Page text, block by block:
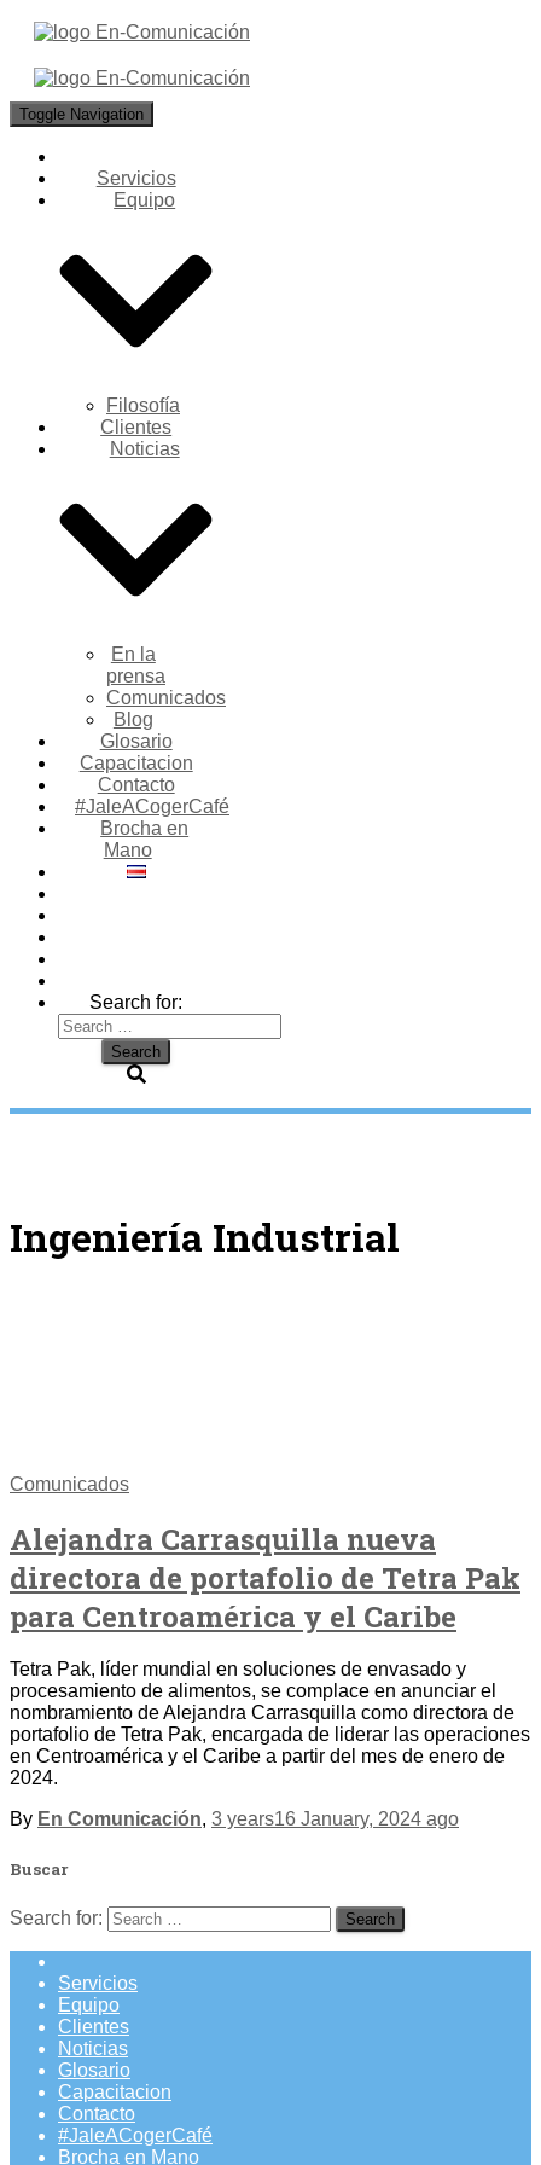
Toggle Navigation
Servicios
Equipo
Filosofía
Clientes
Noticias
En la
prensa
Comunicados
Blog
Glosario
Capacitacion
Contacto
#JaleACogerCafé
Brocha en
Mano
Search for:
Ingeniería Industrial
Comunicados
Alejandra Carrasquilla nueva
directora de portafolio de Tetra Pak
para Centroamérica y el Caribe
Tetra Pak, líder mundial en soluciones de envasado y
procesamiento de alimentos, se complace en anunciar el
nombramiento de Alejandra Carrasquilla como directora de
portafolio de Tetra Pak, encargada de liderar las operaciones
en Centroamérica y el Caribe a partir del mes de enero de
2024.
By En Comunicación, 3 years16 January, 2024 ago
Buscar
Search for:
Servicios
Equipo
Clientes
Noticias
Glosario
Capacitacion
Contacto
#JaleACogerCafé
Brocha en Mano